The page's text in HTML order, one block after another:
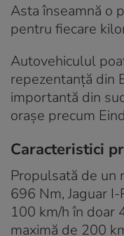
Asta înseamnă o
pentru fiecare
Autovehiculul
repezentanță din
importantă din
orașe precum
Caracteristici
Propulsată de un
696 Nm, Jaguar
100 km/h în doar
maximă de 200